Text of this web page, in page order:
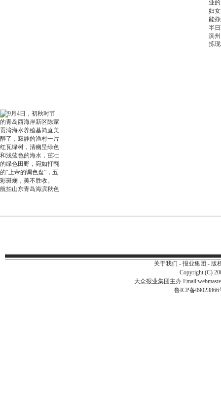
滨
拣
航拍山东青岛海滨秋色
关于我们 - 报业集团 - 版
Copyright (C)
大众报业集团主办 Email:
鲁ICP备